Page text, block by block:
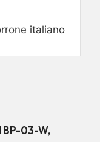
italiano
BP-03-W,